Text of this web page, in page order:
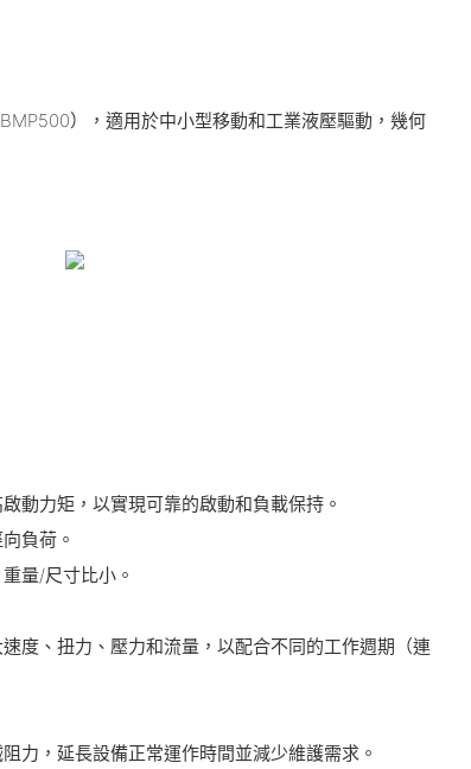
），適用於中小型移動和工業液壓驅動，幾何
動力矩，以實現可靠的啟動和負載保持。
負荷。
量/尺寸比小。
度、扭力、壓力和流量，以配合不同的工作週期（連
力，延長設備正常運作時間並減少維護需求。